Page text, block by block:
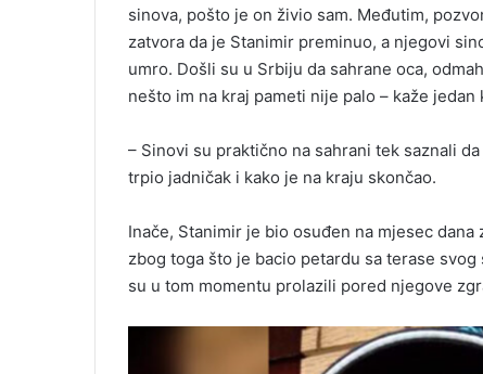
sinova, pošto je on živio sam. Međutim,
zatvora da je Stanimir preminuo, a njegovi
umro. Došli su u Srbiju da sahrane oca,
nešto im na kraj pameti nije palo – kaže jedan
– Sinovi su praktično na sahrani tek saznali
trpio jadničak i kako je na kraju skončao.
Inače, Stanimir je bio osuđen na mjesec
zbog toga što je bacio petardu sa terase
su u tom momentu prolazili pored njegove